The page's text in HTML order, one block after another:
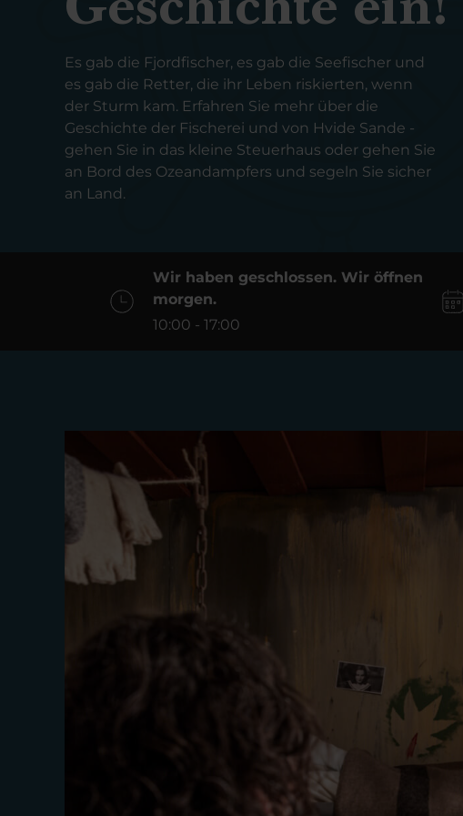
Es gab die Fjordfischer, es gab die Seefischer und
es gab die Retter, die ihr Leben riskierten, wenn
der Sturm kam. Erfahren Sie mehr über die
Geschichte der Fischerei und von Hvide Sande -
gehen Sie in das kleine Steuerhaus oder gehen Sie
an Bord des Ozeandampfers und segeln Sie sicher
an Land.
Wir haben geschlossen. Wir öffnen
morgen.
10:00 - 17:00